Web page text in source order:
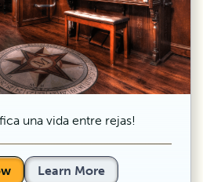
una vida entre rejas!
Learn More